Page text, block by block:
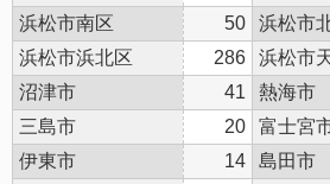
浜松市南区
50 浜松市
浜松市浜北区
286 浜松市
沼津市
41 熱海市
三島市
20 富士宮
伊東市
14 島田市